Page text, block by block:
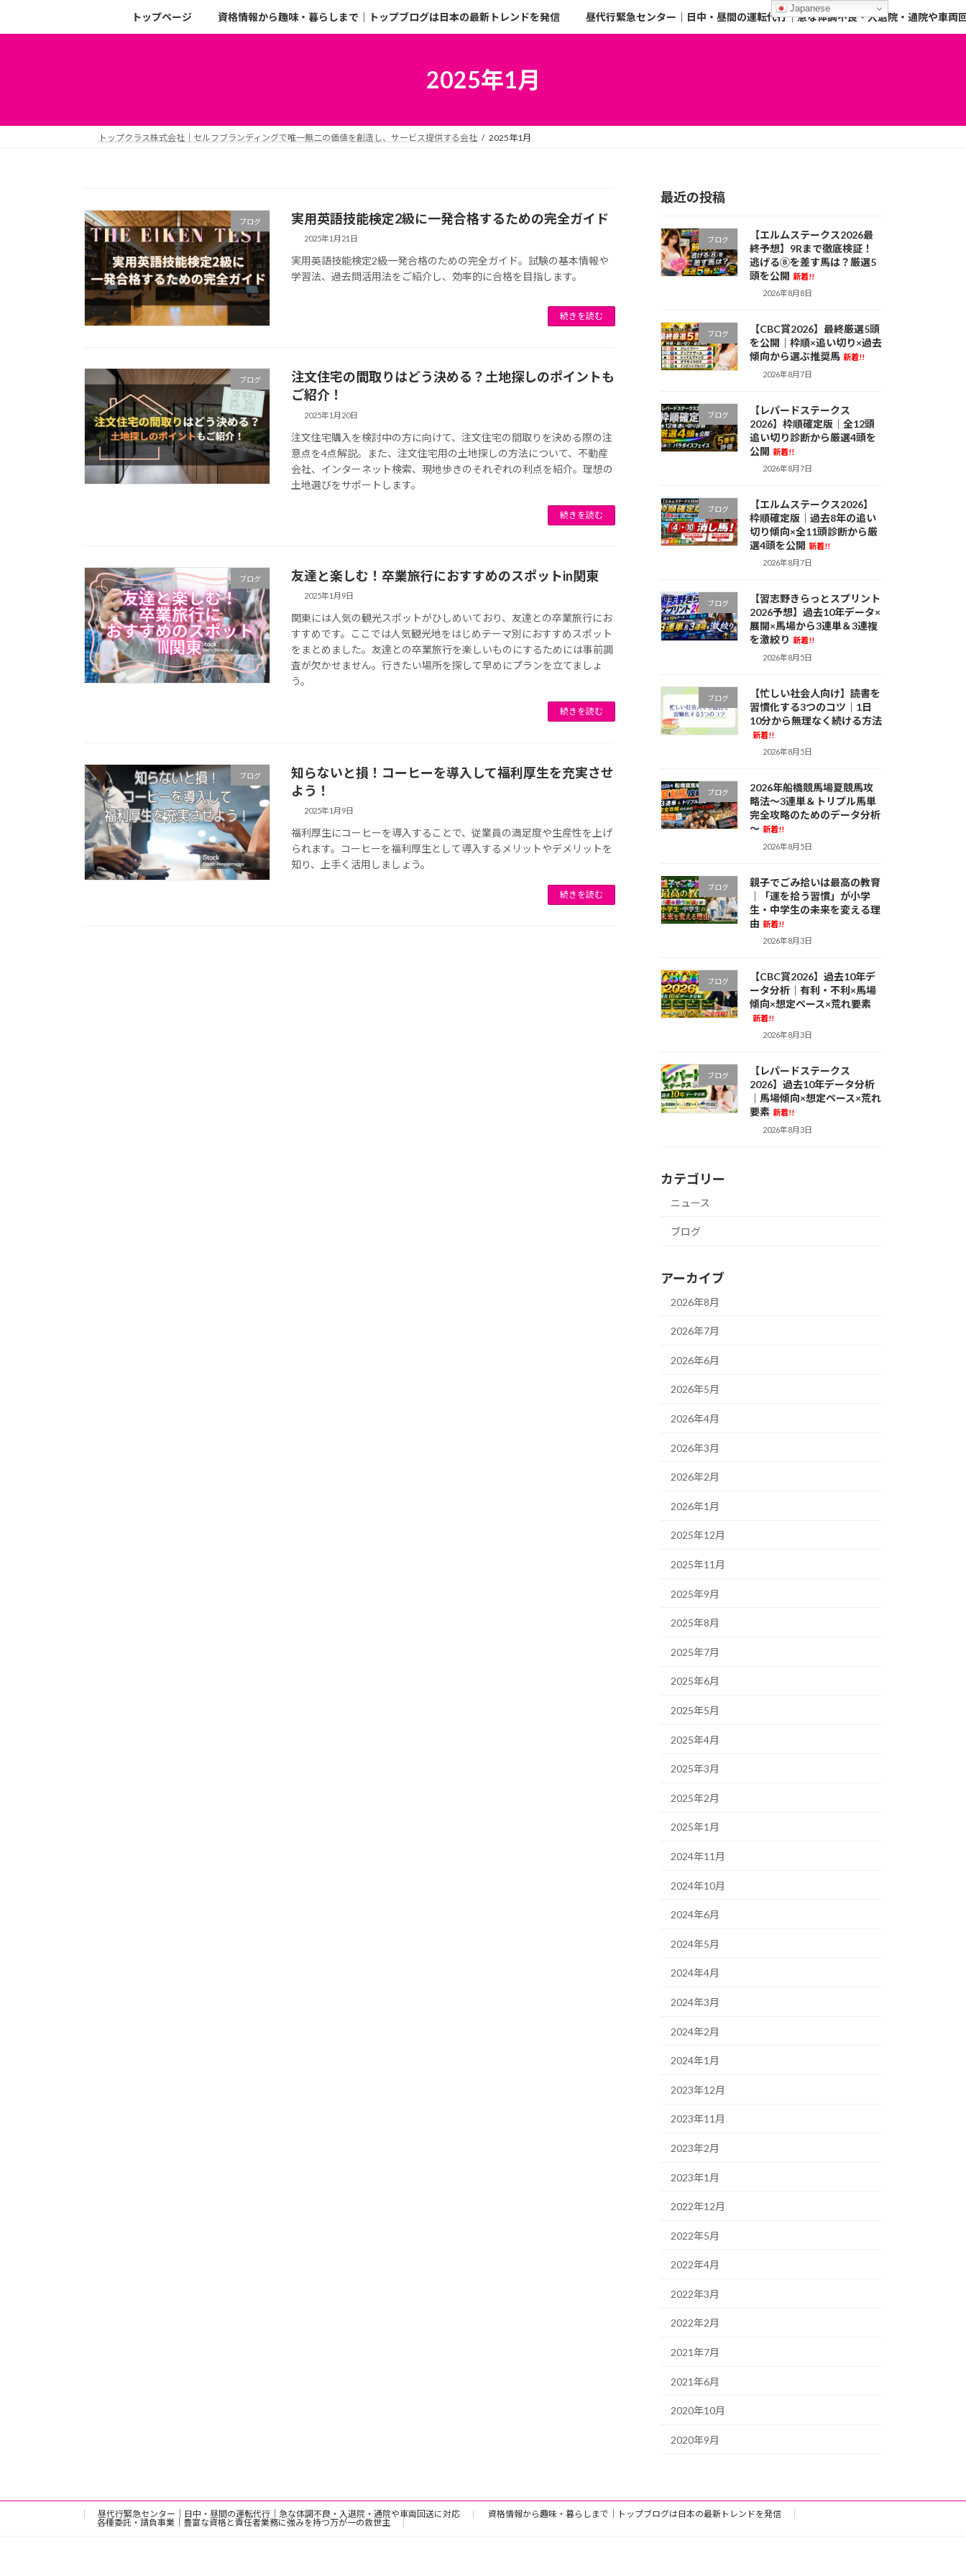
トップページ 資格情報から趣味・暮らしまで｜トップブログは日本の最新トレンドを発信 昼代行緊急センター｜日中・昼間の運転代行｜急な体調不良・入退院・通院や車両
2025年1月
トップクラス株式会社｜セルフブランディングで唯一無二の価値を創造し、サービス提供する会社 2025年1月
ブログ 実用英語技能検定2級に一発合格するための完全ガイド
2025年1月21日
実用英語技能検定2級一発合格のための完全ガイド。試験の基本情報や
学習法、過去問活用法をご紹介し、効率的に合格を目指します。
続きを読む
ブログ
注文住宅の間取りはどう決める？土地探しのポイントも
ご紹介！
2025年1月20日
注文住宅購入を検討中の方に向けて、注文住宅の間取りを決める際の注
意点を4点解説。また、注文住宅用の土地探しの方法について、不動産
会社、インターネット検索、現地歩きのそれぞれの利点を紹介。理想の
土地選びをサポートします。
続きを読む
ブログ 友達と楽しむ！卒業旅行におすすめのスポットin関東
2025年1月9日
関東には人気の観光スポットがひしめいており、友達との卒業旅行にお
すすめです。ここでは人気観光地をはじめテーマ別におすすめスポット
をまとめました。友達との卒業旅行を楽しいものにするためには事前調
査が欠かせません。行きたい場所を探して早めにプランを立てましょ
う。
続きを読む
ブログ
知らないと損！コーヒーを導入して福利厚生を充実させ
よう！
2025年1月9日
福利厚生にコーヒーを導入することで、従業員の満足度や生産性を上げ
られます。コーヒーを福利厚生として導入するメリットやデメリットを
知り、上手く活用しましょう。
続きを読む
最近の投稿
ブログ
【エルムステークス2026最
終予想】9Rまで徹底検証！
逃げる⑧を差す馬は？厳選5
頭を公開 新着!!
2026年8月8日
ブログ
【CBC賞2026】最終厳選5頭
を公開｜枠順×追い切り×過去
傾向から選ぶ推奨馬 新着!!
2026年8月7日
ブログ
【レパードステークス
2026】枠順確定版｜全12頭
追い切り診断から厳選4頭を
公開 新着!!
2026年8月7日
ブログ
【エルムステークス2026】
枠順確定版｜過去8年の追い
切り傾向×全11頭診断から厳
選4頭を公開 新着!!
2026年8月7日
ブログ
【習志野きらっとスプリント
2026予想】過去10年データ×
展開×馬場から3連単＆3連複
を激絞り 新着!!
2026年8月5日
ブログ
【忙しい社会人向け】読書を
習慣化する3つのコツ｜1日
10分から無理なく続ける方法
新着!!
2026年8月5日
ブログ
2026年船橋競馬場夏競馬攻
略法～3連単＆トリプル馬単
完全攻略のためのデータ分析
～ 新着!!
2026年8月5日
ブログ
親子でごみ拾いは最高の教育
｜「運を拾う習慣」が小学
生・中学生の未来を変える理
由 新着!!
2026年8月3日
ブログ
【CBC賞2026】過去10年デ
ータ分析｜有利・不利×馬場
傾向×想定ペース×荒れ要素
新着!!
2026年8月3日
ブログ
【レパードステークス
2026】過去10年データ分析
｜馬場傾向×想定ペース×荒れ
要素 新着!!
2026年8月3日
カテゴリー
ニュース
ブログ
アーカイブ
2026年8月
2026年7月
2026年6月
2026年5月
2026年4月
2026年3月
2026年2月
2026年1月
2025年12月
2025年11月
2025年9月
2025年8月
2025年7月
2025年6月
2025年5月
2025年4月
2025年3月
2025年2月
2025年1月
2024年11月
2024年10月
2024年6月
2024年5月
2024年4月
2024年3月
2024年2月
2024年1月
2023年12月
2023年11月
2023年2月
2023年1月
2022年12月
2022年5月
2022年4月
2022年3月
2022年2月
2021年7月
2021年6月
2020年10月
2020年9月
昼代行緊急センター｜日中・昼間の運転代行｜急な体調不良・入退院・通院や車両回送に対応
資格情報から趣味・暮らしまで｜トップブログは日本の最新トレンドを発信
各種委託・請負事業｜豊富な資格と責任者業務に強みを持つ万が一の救世主
Japanese